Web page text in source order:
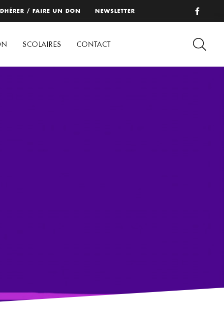
/ FAIRE UN DON NEWSLETTER
SCOLAIRES CONTACT